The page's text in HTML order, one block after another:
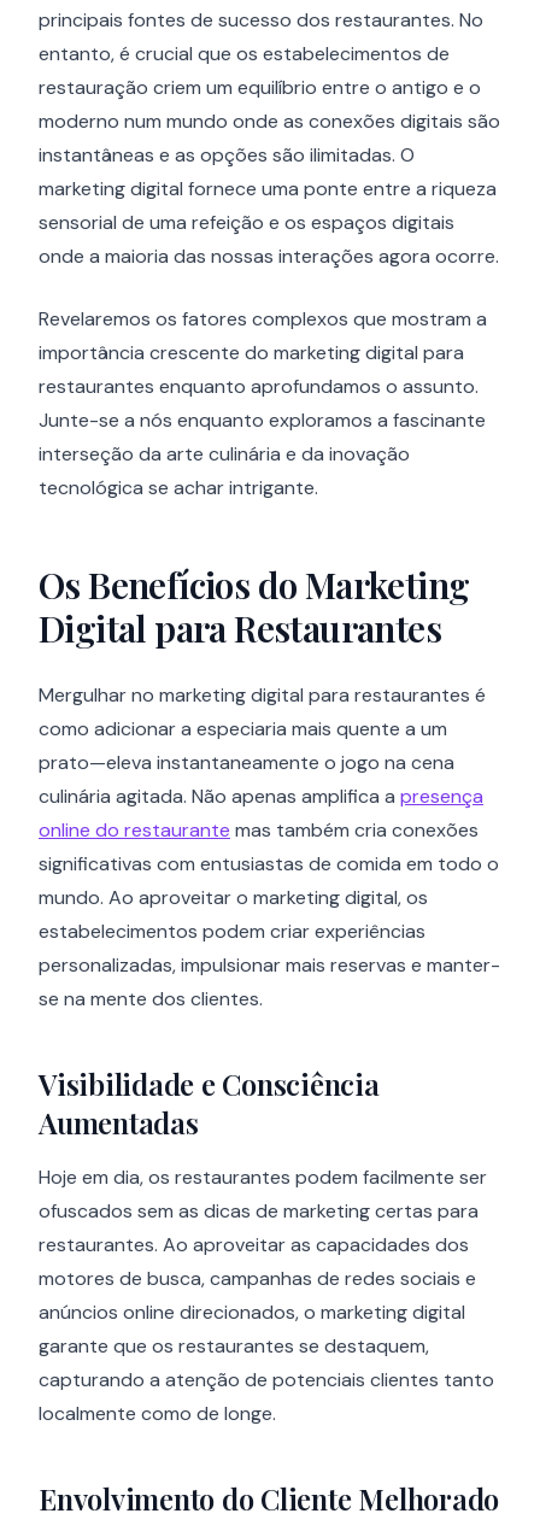
principais fontes de sucesso dos restaurantes. No
entanto, é crucial que os estabelecimentos de
restauração criem um equilíbrio entre o antigo e o
moderno num mundo onde as conexões digitais são
instantâneas e as opções são ilimitadas. O
marketing digital fornece uma ponte entre a riqueza
sensorial de uma refeição e os espaços digitais
onde a maioria das nossas interações agora ocorre.
Revelaremos os fatores complexos que mostram a
importância crescente do marketing digital para
restaurantes enquanto aprofundamos o assunto.
Junte-se a nós enquanto exploramos a fascinante
interseção da arte culinária e da inovação
tecnológica se achar intrigante.
Os Benefícios do Marketing
Digital para Restaurantes
Mergulhar no marketing digital para restaurantes é
como adicionar a especiaria mais quente a um
prato—eleva instantaneamente o jogo na cena
culinária agitada. Não apenas amplifica a presença
online do restaurante mas também cria conexões
significativas com entusiastas de comida em todo o
mundo. Ao aproveitar o marketing digital, os
estabelecimentos podem criar experiências
personalizadas, impulsionar mais reservas e manter-
se na mente dos clientes.
Visibilidade e Consciência
Aumentadas
Hoje em dia, os restaurantes podem facilmente ser
ofuscados sem as dicas de marketing certas para
restaurantes. Ao aproveitar as capacidades dos
motores de busca, campanhas de redes sociais e
anúncios online direcionados, o marketing digital
garante que os restaurantes se destaquem,
capturando a atenção de potenciais clientes tanto
localmente como de longe.
Envolvimento do Cliente Melhorado